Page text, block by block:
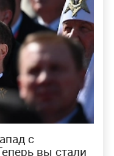
с
вы стали